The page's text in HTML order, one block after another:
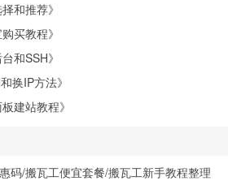
和推荐》
买教程》
和SSH》
换IP方法》
建站教程》
码/搬瓦工便宜套餐/搬瓦工新手教程整理